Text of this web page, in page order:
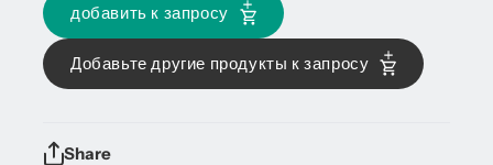
добавить к запросу
Добавьте другие продукты к запросу
Share